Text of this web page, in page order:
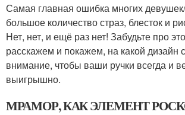
Самая главная ошибка многих
большое количество страз, блесток и
Нет, нет, и ещё раз нет! Забудьте про
расскажем и покажем, на какой дизайн
внимание, чтобы ваши ручки всегда и
выигрышно.
МРАМОР, КАК ЭЛЕМЕНТ